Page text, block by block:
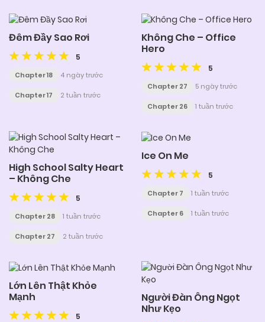
Đêm Đầy Sao Rơi
5
Chapter 18 4 ngày trước
Chapter 17 2 tuần trước
Không Che – Office
Hero
5
Chapter 27 5 ngày trước
Chapter 26 1 tuần trước
High School Salty Heart
– Không Che
5
Chapter 28 1 tuần trước
Chapter 27 2 tuần trước
Ice On Me
5
Chapter 7 1 tuần trước
Chapter 6 1 tuần trước
Lớn Lên Thật Khỏe
Mạnh
5
Người Đàn Ông Ngọt
Như Kẹo